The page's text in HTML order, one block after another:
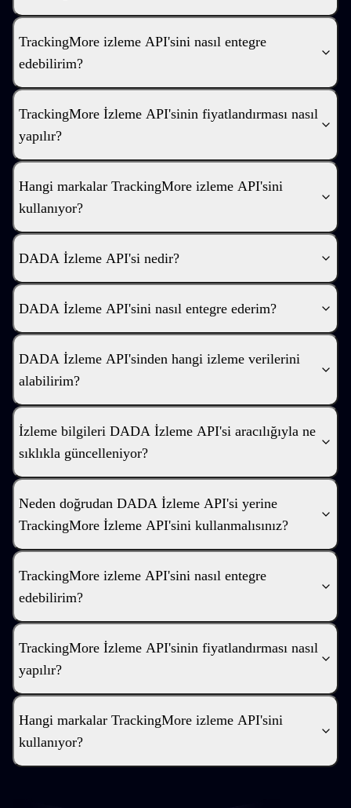
TrackingMore izleme API'sini nasıl entegre
edebilirim?
TrackingMore İzleme API'sinin fiyatlandırması nasıl
yapılır?
Hangi markalar TrackingMore izleme API'sini
kullanıyor?
DADA İzleme API'si nedir?
DADA İzleme API'sini nasıl entegre ederim?
DADA İzleme API'sinden hangi izleme verilerini
alabilirim?
İzleme bilgileri DADA İzleme API'si aracılığıyla ne
sıklıkla güncelleniyor?
Neden doğrudan DADA İzleme API'si yerine
TrackingMore İzleme API'sini kullanmalısınız?
TrackingMore izleme API'sini nasıl entegre
edebilirim?
TrackingMore İzleme API'sinin fiyatlandırması nasıl
yapılır?
Hangi markalar TrackingMore izleme API'sini
kullanıyor?